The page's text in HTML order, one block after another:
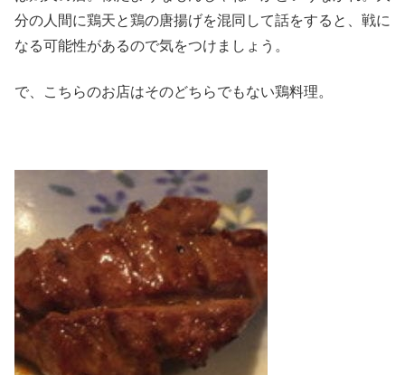
分の人間に鶏天と鶏の唐揚げを混同して話をすると、戦に
なる可能性があるので気をつけましょう。
で、こちらのお店はそのどちらでもない鶏料理。